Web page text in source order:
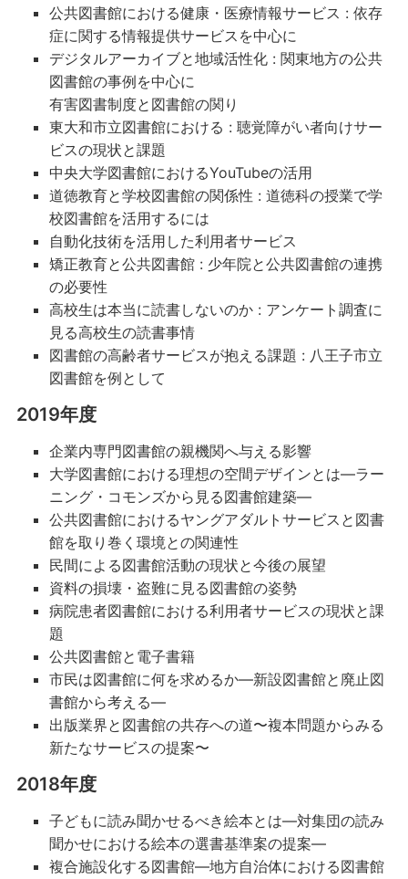
公共図書館における健康・医療情報サービス : 依存
症に関する情報提供サービスを中心に
デジタルアーカイブと地域活性化 : 関東地方の公共
図書館の事例を中心に
有害図書制度と図書館の関り
東大和市立図書館における : 聴覚障がい者向けサー
ビスの現状と課題
中央大学図書館におけるYouTubeの活用
道徳教育と学校図書館の関係性 : 道徳科の授業で学
校図書館を活用するには
自動化技術を活用した利用者サービス
矯正教育と公共図書館 : 少年院と公共図書館の連携
の必要性
高校生は本当に読書しないのか : アンケート調査に
見る高校生の読書事情
図書館の高齢者サービスが抱える課題 : 八王子市立
図書館を例として
2019年度
企業内専門図書館の親機関へ与える影響
大学図書館における理想の空間デザインとは―ラー
ニング・コモンズから見る図書館建築―
公共図書館におけるヤングアダルトサービスと図書
館を取り巻く環境との関連性
民間による図書館活動の現状と今後の展望
資料の損壊・盗難に見る図書館の姿勢
病院患者図書館における利用者サービスの現状と課
題
公共図書館と電子書籍
市民は図書館に何を求めるか―新設図書館と廃止図
書館から考える―
出版業界と図書館の共存への道〜複本問題からみる
新たなサービスの提案〜
2018年度
子どもに読み聞かせるべき絵本とは―対集団の読み
聞かせにおける絵本の選書基準案の提案―
複合施設化する図書館―地方自治体における図書館